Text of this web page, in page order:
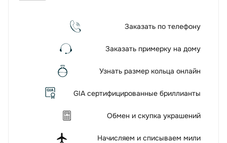
Заказать по телефону
Заказать примерку на дому
Узнать размер кольца онлайн
GIA сертифицированные бриллианты
Обмен и скупка украшений
Начисляем и списываем мили